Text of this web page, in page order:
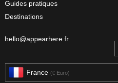
Guides pratiques
Destinations
hello@appearhere.fr
France (€ Euro)